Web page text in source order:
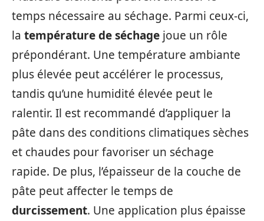
temps nécessaire au séchage. Parmi ceux-ci,
la température de séchage joue un rôle
prépondérant. Une température ambiante
plus élevée peut accélérer le processus,
tandis qu’une humidité élevée peut le
ralentir. Il est recommandé d’appliquer la
pâte dans des conditions climatiques sèches
et chaudes pour favoriser un séchage
rapide. De plus, l’épaisseur de la couche de
pâte peut affecter le temps de
durcissement. Une application plus épaisse